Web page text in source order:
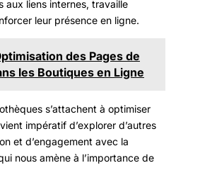
aux liens internes, travaille
leur présence en ligne.
des Pages de
les Boutiques en Ligne
s’attachent à optimiser
impératif d’explorer d’autres
et d’engagement avec la
nous amène à l’importance de